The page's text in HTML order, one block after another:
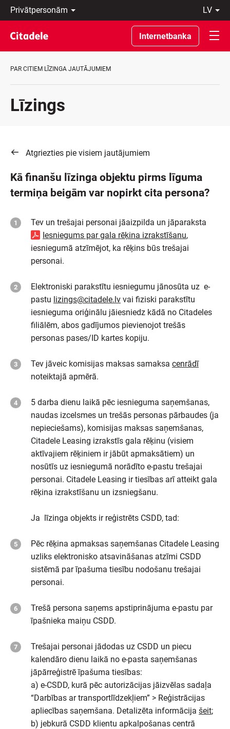
Privātpersonām
Uzņēmumiem
Private
Banking
Par
C
lv
Latviski
По-
русски
In
Internetbanka
PAR CITIEM LĪZINGA JAUTĀJUMIEM
Līzings
Atgriezties pie visiem jautājumiem
Kā finanšu līzinga objektu pirms līguma
termiņa beigām var nopirkt cita persona?
Tev un trešajai personai jāaizpilda un jāparaksta
Iesniegums par gala rēķina izrakstīšanu,
iesniegumā atzīmējot, ka rēķins būs trešajai
personai.
Elektroniski parakstītu iesniegumu jānosūta uz e-
pastu lizings@citadele.lv vai fiziski parakstītu
iesnieguma oriģinālu jāiesniedz kādā no Citadeles
filiālēm, abos gadījumos pievienojot trešās
personas pases/ID kartes kopiju.
Tev jāveic komisijas maksas samaksa cenrādī
noteiktajā apmērā.
5 darba dienu laikā pēc iesnieguma saņemšanas,
naudas izcelsmes un trešās personas pārbaudes (ja
nepieciešams), komisijas maksas saņemšanas,
Citadele Leasing izrakstīs gala rēķinu (visiem
aktīvajiem rēķiniem ir jābūt apmaksātiem) un
nosūtīs uz iesniegumā norādīto e-pastu trešajai
personai. Citadele Leasing ir tiesības arī atteikt gala
rēķina izrakstīšanu un izsniegšanu.
Ja līzinga objekts ir reģistrēts CSDD, tad:
Pēc rēķina apmaksas saņemšanas Citadele Leasing
uzliks elektronisko atsavināšanas atzīmi CSDD
sistēmā par īpašuma tiesību nodošanu trešajai
personai.
Trešā persona saņems apstiprinājuma e-pastu par
īpašnieka maiņu CSDD.
Trešajai personai jādodas uz CSDD un piecu
kalendāro dienu laikā no e-pasta saņemšanas
jāpārreģistrē īpašuma tiesības:
a) e-CSDD, kurā pēc autorizācijas jāizvēlas sadaļa
“Darbības ar transportlīdzekļiem” > Reģistrācijas
apliecības saņemšana. Detalizēta informācija šeit;
b) jebkurā CSDD klientu apkalpošanas centrā